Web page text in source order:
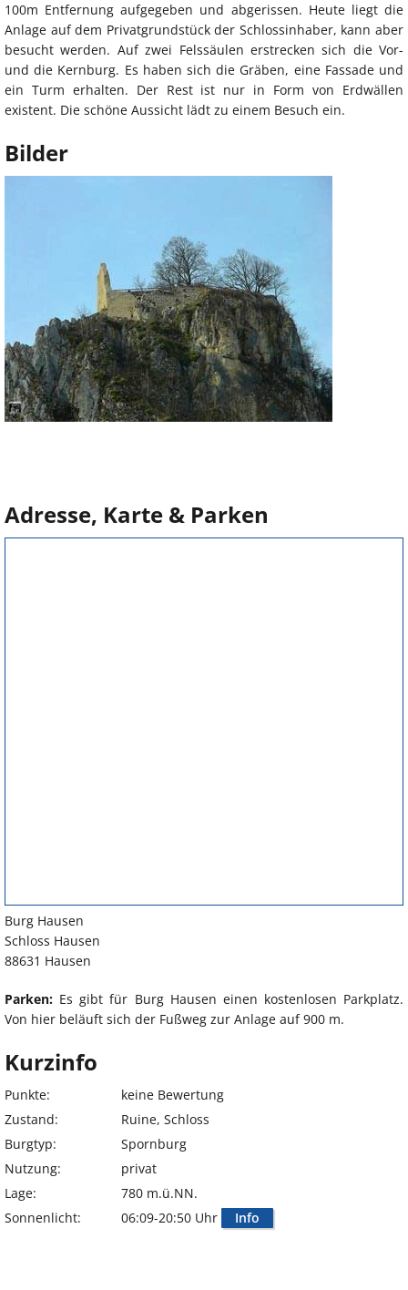
100m Entfernung aufgegeben und abgerissen. Heute liegt die
Anlage auf dem Privatgrundstück der Schlossinhaber, kann aber
besucht werden. Auf zwei Felssäulen erstrecken sich die Vor-
und die Kernburg. Es haben sich die Gräben, eine Fassade und
ein Turm erhalten. Der Rest ist nur in Form von Erdwällen
existent. Die schöne Aussicht lädt zu einem Besuch ein.
Bilder
Adresse, Karte & Parken
Burg Hausen
Schloss Hausen
88631 Hausen
Parken: Es gibt für Burg Hausen einen kostenlosen Parkplatz.
Von hier beläuft sich der Fußweg zur Anlage auf 900 m.
Kurzinfo
Punkte:
keine Bewertung
Zustand:
Ruine, Schloss
Burgtyp:
Spornburg
Nutzung:
privat
Lage:
780 m.ü.NN.
Sonnenlicht:
06:09-20:50 Uhr Info